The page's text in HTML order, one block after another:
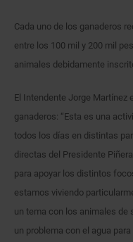
Cada uno de los ganaderos
entre los 100 mil y 200 mil
animales debidamente
El Intendente Jorge Martínez
ganaderos: “Esta es una
todos los días en distintas
directas del Presidente
para apoyar los distintos
estamos viviendo
un tema con los animales de
un problema con el agua